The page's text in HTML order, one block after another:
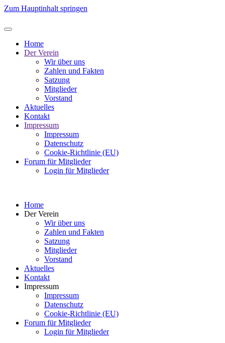
Zum Hauptinhalt springen
Home
Der Verein
Wir über uns
Zahlen und Fakten
Satzung
Mitglieder
Vorstand
Aktuelles
Kontakt
Impressum
Impressum
Datenschutz
Cookie-Richtlinie (EU)
Forum für Mitglieder
Login für Mitglieder
Home
Der Verein
Wir über uns
Zahlen und Fakten
Satzung
Mitglieder
Vorstand
Aktuelles
Kontakt
Impressum
Impressum
Datenschutz
Cookie-Richtlinie (EU)
Forum für Mitglieder
Login für Mitglieder